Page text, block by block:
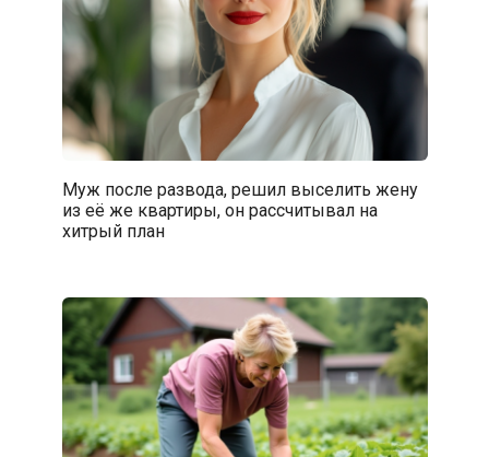
Муж после развода, решил выселить жену
из её же квартиры, он рассчитывал на
хитрый план